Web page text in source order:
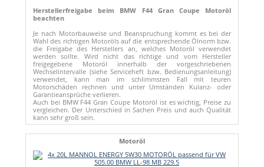
Herstellerfreigabe beim BMW F44 Gran Coupe Motoröl
beachten
Je nach Motorbauweise und Beanspruchung kommt es bei der
Wahl des richtigen Motoröls auf die entsprechende Ölnorm bzw.
die Freigabe des Herstellers an, welches Motoröl verwendet
werden sollte. Wird nicht das richtige und vom Hersteller
freigegebene Motoröl innerhalb der vorgeschriebenen
Wechselintervalle (siehe Serviceheft bzw. Bedienungsanleitung)
verwendet, kann man im schlimmsten Fall mit teuren
Motorschäden rechnen und unter Umständen Kulanz- oder
Garantieansprüche verlieren.
Auch bei BMW F44 Gran Coupe Motoröl ist es wichtig, Preise zu
vergleichen. Der Unterschied in Sachen Preis und auch Qualität
kann sehr groß sein.
Motoröl